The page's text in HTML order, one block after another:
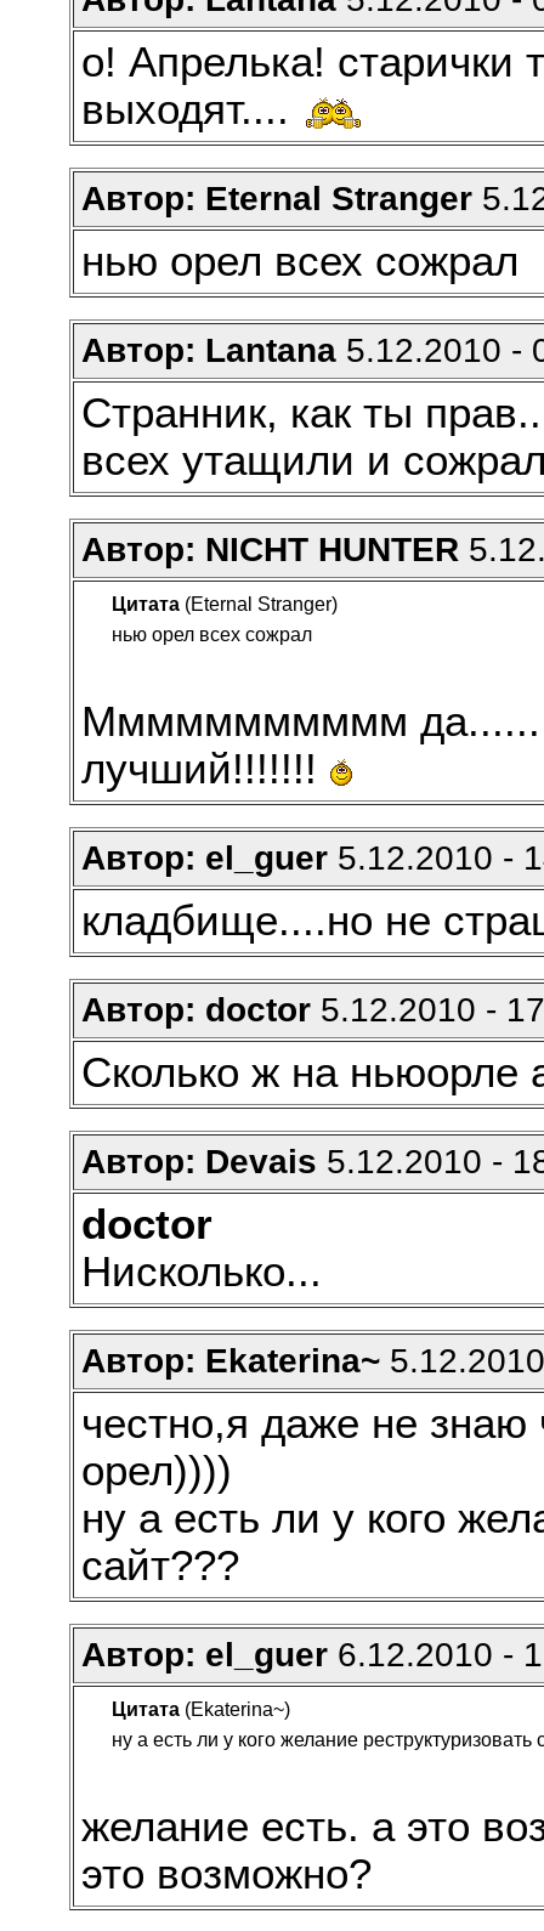
о! Апрелька! старички
выходят....
Автор: Eternal Stranger
нью орел всех сожрал
Автор: Lantana5.12.2010 -
Странник, как ты
всех утащили и
Автор: NICHT HUNTER
Цитата (Eternal Stranger)
нью орел всех сожрал
Ммммммммммм
лучший!!!!!!!
Автор: el_guer5.12.2010 -
кладбище....но не
Автор: doctor5.12.2010 -
Сколько ж на ньюорле
Автор: Devais 5.12.2010 -
doctor
Нисколько...
Автор: Ekaterina~
честно,я даже не знаю
орел))))
ну а есть ли у кого
сайт???
Автор: el_guer6.12.2010 -
Цитата (Ekaterina~)
ну а есть ли у кого желание реструктуризовать
желание есть. а это
это возможно?